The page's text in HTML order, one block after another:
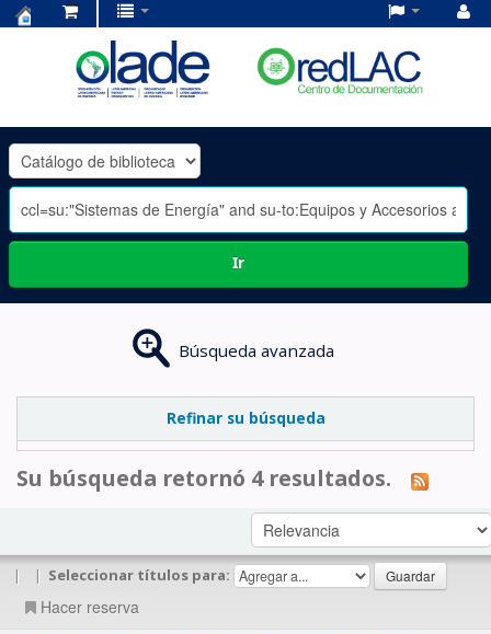
OLADE
-
Ir
Búsqueda avanzada
Refinar su búsqueda
Su búsqueda retornó 4 resultados.
| | Seleccionar títulos para:
Hacer reserva